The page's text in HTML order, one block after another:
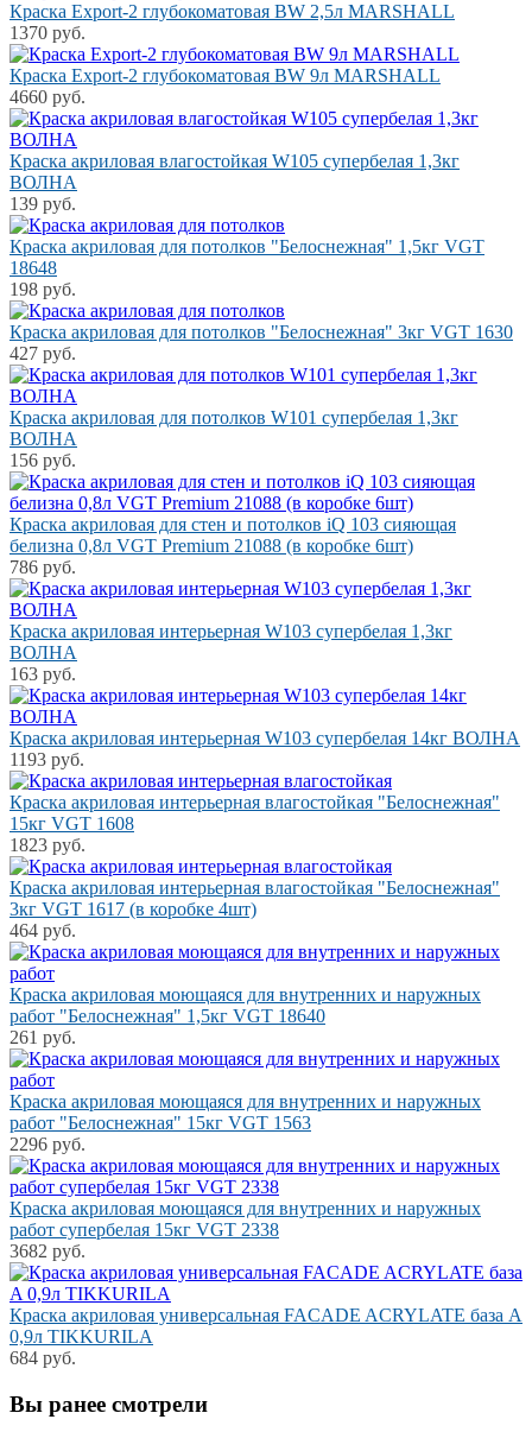
Краска Export-2 глубокоматовая BW 2,5л MARSHALL
1370 руб.
Краска Export-2 глубокоматовая BW 9л MARSHALL
4660 руб.
Краска акриловая влагостойкая W105 супербелая 1,3кг
ВОЛНА
139 руб.
Краска акриловая для потолков "Белоснежная" 1,5кг VGT
18648
198 руб.
Краска акриловая для потолков "Белоснежная" 3кг VGT 1630
427 руб.
Краска акриловая для потолков W101 супербелая 1,3кг
ВОЛНА
156 руб.
Краска акриловая для стен и потолков iQ 103 сияющая
белизна 0,8л VGT Premium 21088 (в коробке 6шт)
786 руб.
Краска акриловая интерьерная W103 супербелая 1,3кг
ВОЛНА
163 руб.
Краска акриловая интерьерная W103 супербелая 14кг ВОЛНА
1193 руб.
Краска акриловая интерьерная влагостойкая "Белоснежная"
15кг VGT 1608
1823 руб.
Краска акриловая интерьерная влагостойкая "Белоснежная"
3кг VGT 1617 (в коробке 4шт)
464 руб.
Краска акриловая моющаяся для внутренних и наружных
работ "Белоснежная" 1,5кг VGT 18640
261 руб.
Краска акриловая моющаяся для внутренних и наружных
работ "Белоснежная" 15кг VGT 1563
2296 руб.
Краска акриловая моющаяся для внутренних и наружных
работ супербелая 15кг VGT 2338
3682 руб.
Краска акриловая универсальная FACADE ACRYLATE база A
0,9л TIKKURILA
684 руб.
Вы ранее смотрели